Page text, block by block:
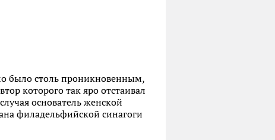
было столь проникновенным,
которого так яро отстаивал
основатель женской
филадельфийской синагоги